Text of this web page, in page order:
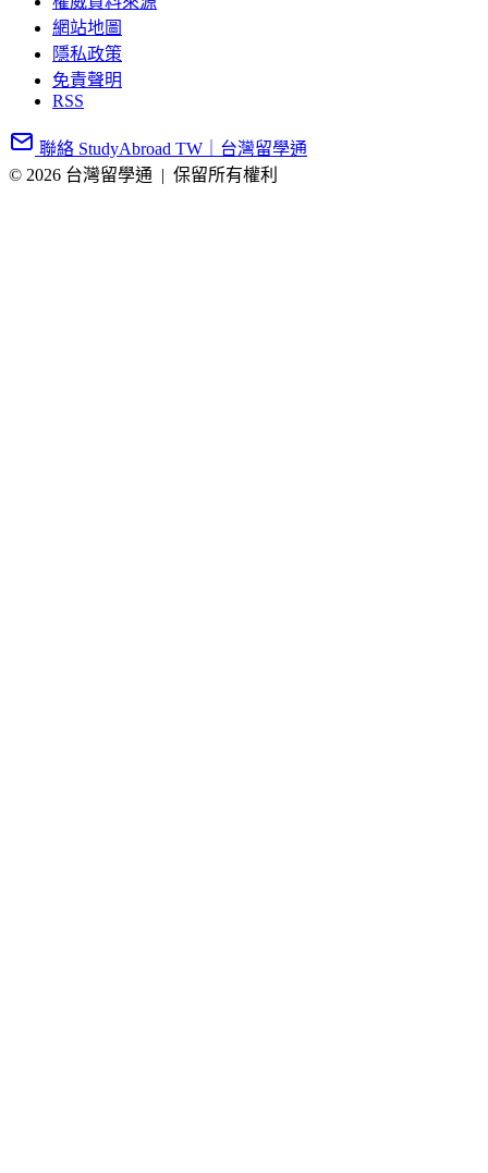
網站地圖
隱私政策
免責聲明
RSS
聯絡 StudyAbroad TW｜台灣留學通
© 2026 台灣留學通 | 保留所有權利